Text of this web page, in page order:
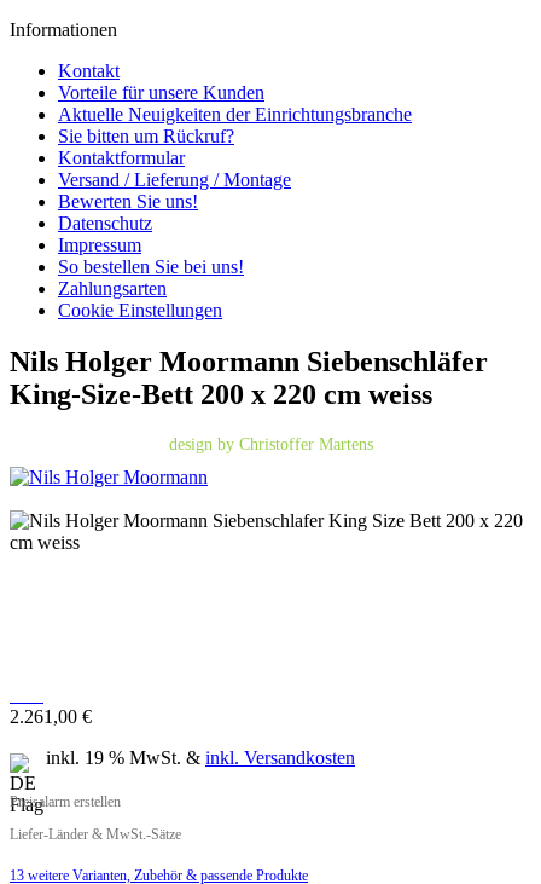
Informationen
Kontakt
Vorteile für unsere Kunden
Aktuelle Neuigkeiten der Einrichtungsbranche
Sie bitten um Rückruf?
Kontaktformular
Versand / Lieferung / Montage
Bewerten Sie uns!
Datenschutz
Impressum
So bestellen Sie bei uns!
Zahlungsarten
Cookie Einstellungen
Nils Holger Moormann Siebenschläfer
King-Size-Bett 200 x 220 cm weiss
design by Christoffer Martens
2.261,00 €
inkl. 19 % MwSt. & inkl. Versandkosten
Preisalarm erstellen
Liefer-Länder & MwSt.-Sätze
MwSt.-befreit: 1.900,00 €
13 weitere Varianten, Zubehör & passende Produkte